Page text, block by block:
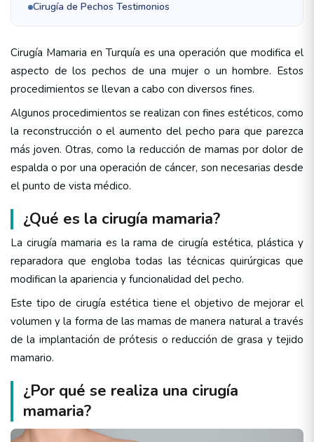
Cirugía de Pechos Testimonios
Cirugía Mamaria en Turquía es una operación que modifica el
aspecto de los pechos de una mujer o un hombre. Estos
procedimientos se llevan a cabo con diversos fines.
Algunos procedimientos se realizan con fines estéticos, como
la reconstrucción o el aumento del pecho para que parezca
más joven. Otras, como la reducción de mamas por dolor de
espalda o por una operación de cáncer, son necesarias desde
el punto de vista médico.
¿Qué es la cirugía mamaria?
La cirugía mamaria es la rama de cirugía estética, plástica y
reparadora que engloba todas las técnicas quirúrgicas que
modifican la apariencia y funcionalidad del pecho.
Este tipo de cirugía estética tiene el objetivo de mejorar el
volumen y la forma de las mamas de manera natural a través
de la implantación de prótesis o reducción de grasa y tejido
mamario.
¿Por qué se realiza una cirugía
mamaria?